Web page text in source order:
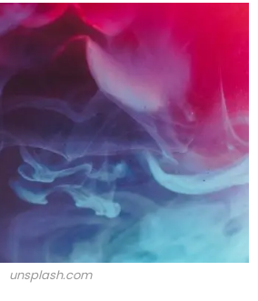
unsplash.com